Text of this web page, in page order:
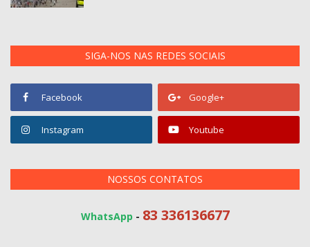
SIGA-NOS NAS REDES SOCIAIS
Facebook Google+
Instagram Youtube
NOSSOS CONTATOS
WhatsApp - 83 336136677